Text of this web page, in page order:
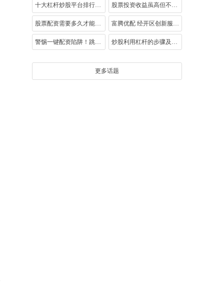
十大杠杆炒股平台排行，为你筛选安全可 股票投资收益虽高但不易赚钱，靠分红稳
股票配资需要多久才能盈利？这些因素决 富腾优配 经开区创新服务为项目单位申报
警惕一键配资陷阱！跳过风险评估，炒股 炒股利用杠杆的步骤及注意事项：比例、
更多话题